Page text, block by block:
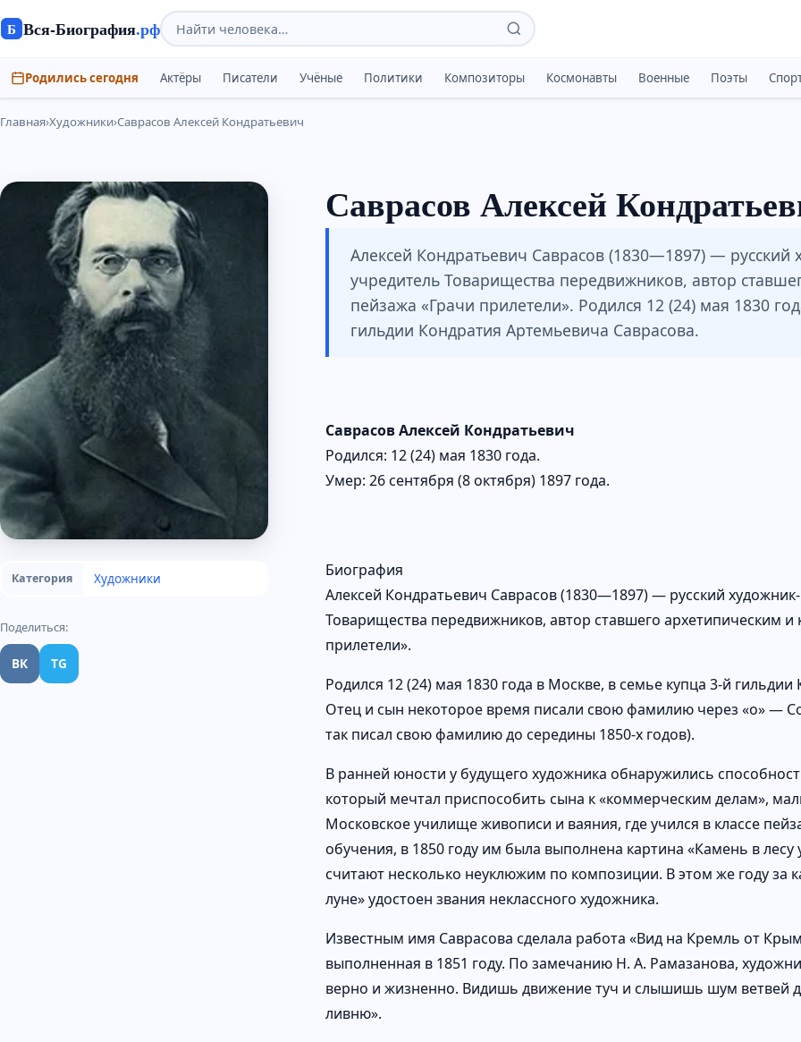
Б Вся-Биография.рф
Родились сегодня Актёры Писатели Учёные Политики Композиторы Космонавты Военные Поэты
Главная›Художники›Саврасов Алексей Кондратьевич
Категория Художники
Поделиться:
ВК TG
Саврасов Алексей
Алексей Кондратьевич Саврасов (1830—1897) — русский
учредитель Товарищества передвижников, автор
пейзажа «Грачи прилетели». Родился 12 (24) мая 1830
гильдии Кондратия Артемьевича Саврасова.
Саврасов Алексей Кондратьевич
Родился: 12 (24) мая 1830 года.
Умер: 26 сентября (8 октября) 1897 года.
Биография
Алексей Кондратьевич Саврасов (1830—1897) — русский
Товарищества передвижников, автор ставшего архетипическим и
прилетели».
Родился 12 (24) мая 1830 года в Москве, в семье купца 3-й
Отец и сын некоторое время писали свою фамилию через «о» —
так писал свою фамилию до середины 1850-х годов).
В ранней юности у будущего художника обнаружились
который мечтал приспособить сына к «коммерческим делам»,
Московское училище живописи и ваяния, где учился в классе
обучения, в 1850 году им была выполнена картина «Камень в лесу
считают несколько неуклюжим по композиции. В этом же году за
луне» удостоен звания неклассного художника.
Известным имя Саврасова сделала работа «Вид на Кремль от
выполненная в 1851 году. По замечанию Н. А. Рамазанова,
верно и жизненно. Видишь движение туч и слышишь шум ветвей
ливню».